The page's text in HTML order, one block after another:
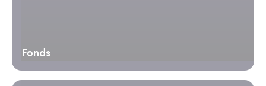
Fonds